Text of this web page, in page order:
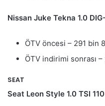
Nissan Juke Tekna 1.0
ÖTV öncesi – 291 bin
ÖTV indirimi sonrası
SEAT
Seat Leon Style 1.0 TSI